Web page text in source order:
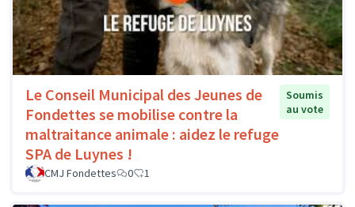
Le Conseil Municipal des Jeunes de
Fondettes se mobilise contre la
maltraitance animale : aidez le refuge
SPA de Luynes !
Soumis
au vote
CMJ Fondettes 0 1